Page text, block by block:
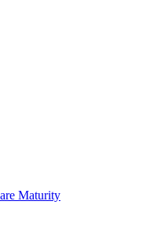
Maturity